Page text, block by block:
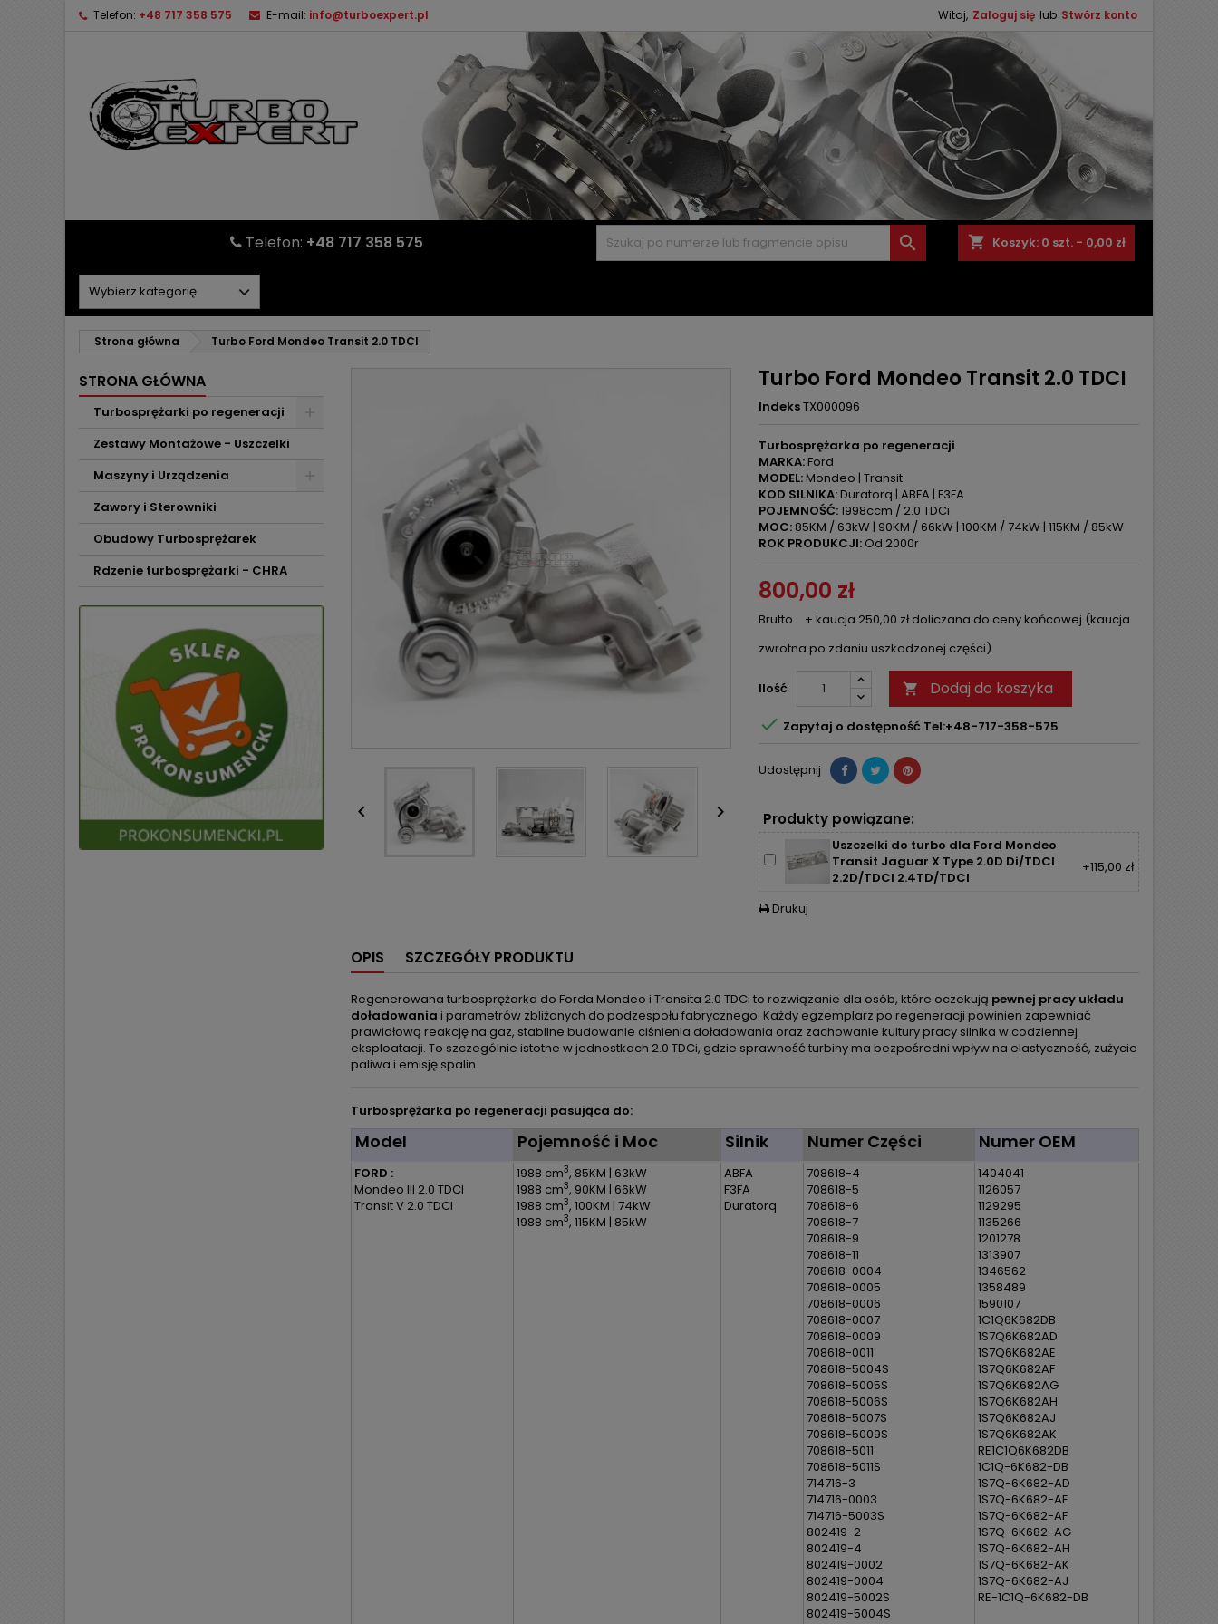
Telefon: +48 717 358 575 E-mail: info@turboexpert.pl Witaj, Zaloguj się lub Stwórz konto
shopping_cart Koszyk: 0 szt. - 0,00 zł

Telefon: +48 717 358 575
Strona główna Turbo Ford Mondeo Transit 2.0 TDCI
STRONA GŁÓWNA
Turbosprężarki po regeneracji
Zestawy Montażowe - Uszczelki
Maszyny i Urządzenia
Zawory i Sterowniki
Obudowy Turbosprężarek
Rdzenie turbosprężarki - CHRA
 
Turbo Ford Mondeo Transit 2.0 TDCI
IndeksTX000096
Turbosprężarka po regeneracji
MARKA:Ford
MODEL:Mondeo | Transit
KOD SILNIKA:Duratorq | ABFA | F3FA
POJEMNOŚĆ:1998ccm / 2.0 TDCi
MOC: 85KM / 63kW | 90KM / 66kW | 100KM / 74kW | 115KM / 85kW
ROK PRODUKCJI: Od 2000r
800,00 zł
Brutto
+ kaucja 250,00 zł doliczana do ceny końcowej (kaucja
zwrotna po zdaniu uszkodzonej części)
Ilość  Dodaj do koszyka
 Zapytaj o dostępność Tel:+48-717-358-575
Udostępnij
Produkty powiązane:
Uszczelki do turbo dla Ford Mondeo
Transit Jaguar X Type 2.0D Di/TDCI
2.2D/TDCI 2.4TD/TDCI
+115,00 zł
 Drukuj
OPIS SZCZEGÓŁY PRODUKTU
Regenerowana turbosprężarka do Forda Mondeo i Transita 2.0 TDCi to rozwiązanie dla osób, które oczekują pewnej pracy układu
doładowania i parametrów zbliżonych do podzespołu fabrycznego. Każdy egzemplarz po regeneracji powinien zapewniać
prawidłową reakcję na gaz, stabilne budowanie ciśnienia doładowania oraz zachowanie kultury pracy silnika w codziennej
eksploatacji. To szczególnie istotne w jednostkach 2.0 TDCi, gdzie sprawność turbiny ma bezpośredni wpływ na elastyczność, zużycie
paliwa i emisję spalin.
Turbosprężarka po regeneracji pasująca do:
Model Pojemność i Moc Silnik Numer Części Numer OEM
FORD :
Mondeo III 2.0 TDCI
Transit V 2.0 TDCI
1988 cm3, 85KM | 63kW
1988 cm3, 90KM | 66kW
1988 cm3, 100KM | 74kW
1988 cm3, 115KM | 85kW
ABFA
F3FA
Duratorq
708618-4
708618-5
708618-6
708618-7
708618-9
708618-11
708618-0004
708618-0005
708618-0006
708618-0007
708618-0009
708618-0011
708618-5004S
708618-5005S
708618-5006S
708618-5007S
708618-5009S
708618-5011
708618-5011S
714716-3
714716-0003
714716-5003S
802419-2
802419-4
802419-0002
802419-0004
802419-5002S
802419-5004S
1404041
1126057
1129295
1135266
1201278
1313907
1346562
1358489
1590107
1C1Q6K682DB
1S7Q6K682AD
1S7Q6K682AE
1S7Q6K682AF
1S7Q6K682AG
1S7Q6K682AH
1S7Q6K682AJ
1S7Q6K682AK
RE1C1Q6K682DB
1C1Q-6K682-DB
1S7Q-6K682-AD
1S7Q-6K682-AE
1S7Q-6K682-AF
1S7Q-6K682-AG
1S7Q-6K682-AH
1S7Q-6K682-AK
1S7Q-6K682-AJ
RE-1C1Q-6K682-DB